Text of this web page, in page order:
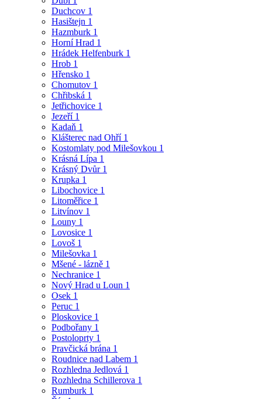
Duchcov 1
Hasištejn 1
Hazmburk 1
Horní Hrad 1
Hrádek Helfenburk 1
Hrob 1
Hřensko 1
Chomutov 1
Chřibská 1
Jetřichovice 1
Jezeří 1
Kadaň 1
Klášterec nad Ohří 1
Kostomlaty pod Milešovkou 1
Krásná Lípa 1
Krásný Dvůr 1
Krupka 1
Libochovice 1
Litoměřice 1
Litvínov 1
Louny 1
Lovosice 1
Lovoš 1
Milešovka 1
Mšené - lázně 1
Nechranice 1
Nový Hrad u Loun 1
Osek 1
Peruc 1
Ploskovice 1
Podbořany 1
Postoloprty 1
Pravčická brána 1
Roudnice nad Labem 1
Rozhledna Jedlová 1
Rozhledna Schillerova 1
Rumburk 1